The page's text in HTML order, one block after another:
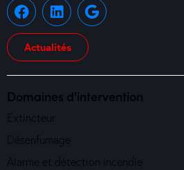
Actualités
Domaines d'intervention
Extincteur
Désenfumage
Alarme et détection incendie